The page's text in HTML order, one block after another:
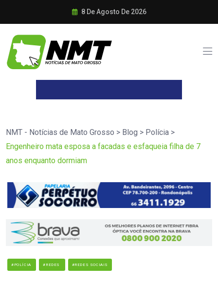
8 De Agosto De 2026
NMT - Notícias de Mato Grosso > Blog > Polícia >
Engenheiro mata esposa a facadas e esfaqueia filha de 7
anos enquanto dormiam
#POLÍCIA #REDES #REDES SOCIAIS